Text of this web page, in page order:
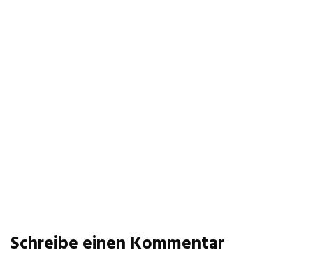
Schreibe einen Kommentar